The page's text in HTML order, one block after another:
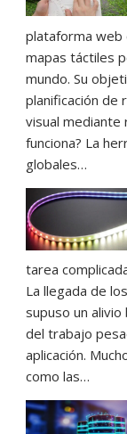
plataforma web
mapas táctiles
mundo. Su
planificación de
visual mediante
funciona? La
globales…
tarea
La llegada de
supuso un
del trabajo
aplicación.
como las…